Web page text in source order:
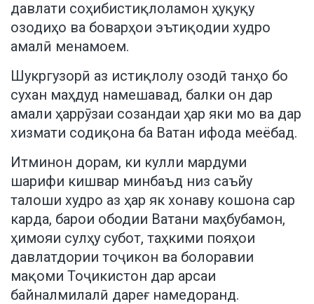
давлати соҳибистиқлоламон ҳуқуқу
озодиҳо ва боварҳои эътиқодии худро
амалӣ менамоем.
Шукргузорӣ аз истиқлолу озодӣ танҳо бо
сухан маҳдуд намешавад, балки он дар
амали ҳаррӯзаи созандаи ҳар яки мо ва дар
хизмати содиқона ба Ватан ифода меёбад.
Итминон дорам, ки кулли мардуми
шарифи кишвар минбаъд низ саъйу
талоши худро аз ҳар як хонаву кошона сар
карда, барои ободии Ватани маҳбубамон,
ҳимояи сулҳу субот, таҳкими пояҳои
давлатдории тоҷикон ва болоравии
мақоми Тоҷикистон дар арсаи
байналмилалӣ дареғ намедоранд.